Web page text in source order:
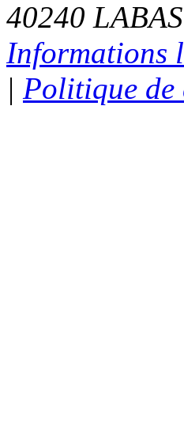
40240
Informations
| Politique